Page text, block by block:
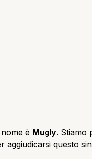
è Mugly. Stiamo
aggiudicarsi questo